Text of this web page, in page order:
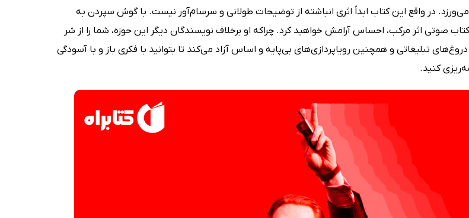
می‌ورزد. در واقع این کتاب ابداً اثری انباشته از توضیحات طولانی و سرسام‌آور نیست. با گوش سپردن به
صوتی اثر مرکب، احساس آرامش خواهید کرد. چراکه او برخلاف نویسندگان دیگر این حوزه، شما را از شر
تبلیغاتی و همچنین رویاپردازی‌های بی‌پایه و اساس آزاد می‌کند تا بتوانید با فکری باز و با آسودگی
کنید.